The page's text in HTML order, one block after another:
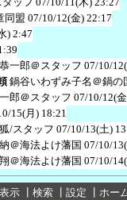
同盟 07/10/12(金) 22:17
) 2:47
一郎＠スタッフ 07/10/
鍋谷いわずみ子名＠鍋の
郎＠スタッフ 07/10/12(
15(月) 18:21
/スタッフ 07/10/13(土)
＠海法よけ藩国 07/10/
＠海法よけ藩国 07/10/
示 検索 設定
ホー